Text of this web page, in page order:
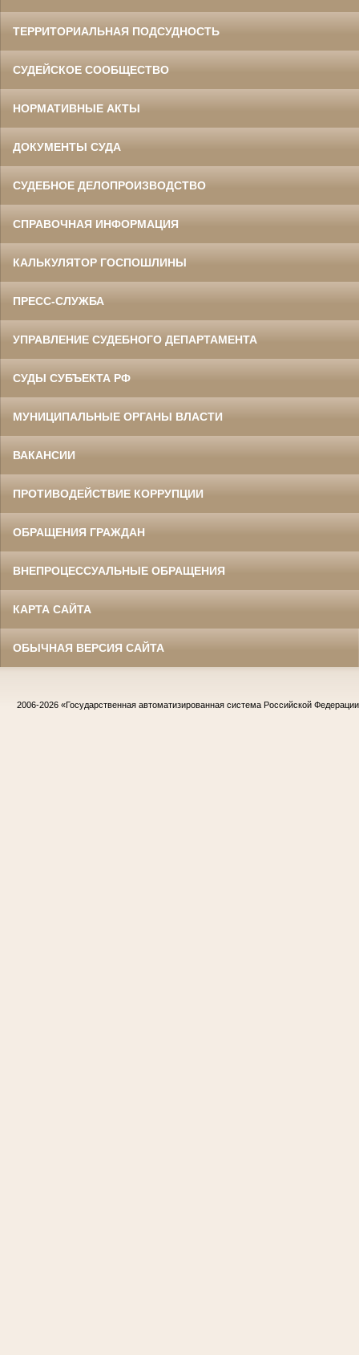
ТЕРРИТОРИАЛЬНАЯ ПОДСУДНОСТЬ
СУДЕЙСКОЕ СООБЩЕСТВО
НОРМАТИВНЫЕ АКТЫ
ДОКУМЕНТЫ СУДА
СУДЕБНОЕ ДЕЛОПРОИЗВОДСТВО
СПРАВОЧНАЯ ИНФОРМАЦИЯ
КАЛЬКУЛЯТОР ГОСПОШЛИНЫ
ПРЕСС-СЛУЖБА
УПРАВЛЕНИЕ СУДЕБНОГО ДЕПАРТАМЕНТА
СУДЫ СУБЪЕКТА РФ
МУНИЦИПАЛЬНЫЕ ОРГАНЫ ВЛАСТИ
ВАКАНСИИ
ПРОТИВОДЕЙСТВИЕ КОРРУПЦИИ
ОБРАЩЕНИЯ ГРАЖДАН
ВНЕПРОЦЕССУАЛЬНЫЕ ОБРАЩЕНИЯ
КАРТА САЙТА
ОБЫЧНАЯ ВЕРСИЯ САЙТА
2006-2026 «Государственная автоматизированная система Российской